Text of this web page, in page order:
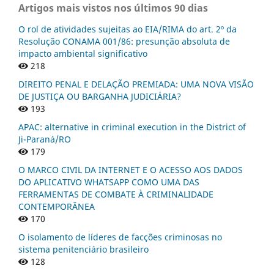
Artigos mais vistos nos últimos 90 dias
O rol de atividades sujeitas ao EIA/RIMA do art. 2º da
Resolução CONAMA 001/86: presunção absoluta de
impacto ambiental significativo
218
DIREITO PENAL E DELAÇÃO PREMIADA: UMA NOVA VISÃO
DE JUSTIÇA OU BARGANHA JUDICIÁRIA?
193
APAC: alternative in criminal execution in the District of
Ji-Paraná/RO
179
O MARCO CIVIL DA INTERNET E O ACESSO AOS DADOS
DO APLICATIVO WHATSAPP COMO UMA DAS
FERRAMENTAS DE COMBATE À CRIMINALIDADE
CONTEMPORÂNEA
170
O isolamento de líderes de facções criminosas no
sistema penitenciário brasileiro
128